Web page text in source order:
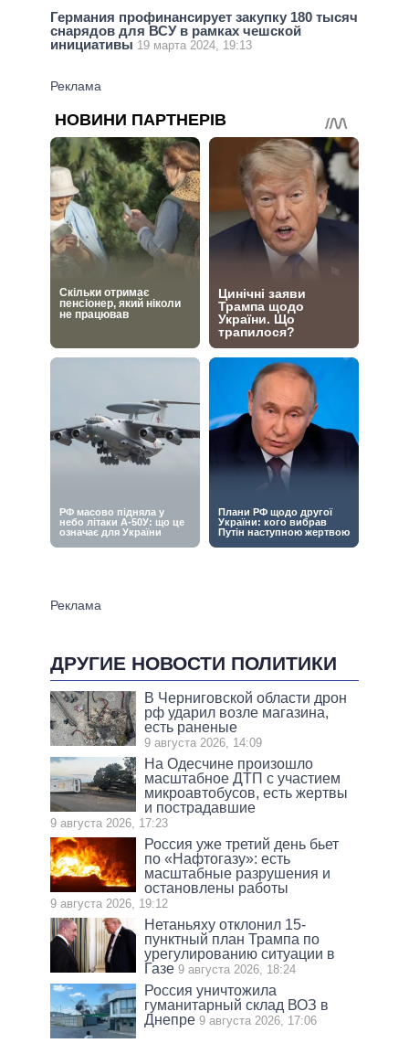
Германия профинансирует закупку 180 тысяч
снарядов для ВСУ в рамках чешской
инициативы 19 марта 2024, 19:13
ДРУГИЕ НОВОСТИ ПОЛИТИКИ
В Черниговской области дрон
рф ударил возле магазина,
есть раненые
9 августа 2026, 14:09
На Одесчине произошло
масштабное ДТП с участием
микроавтобусов, есть жертвы
и пострадавшие
9 августа 2026, 17:23
Россия уже третий день бьет
по «Нафтогазу»: есть
масштабные разрушения и
остановлены работы
9 августа 2026, 19:12
Нетаньяху отклонил 15-
пунктный план Трампа по
урегулированию ситуации в
Газе 9 августа 2026, 18:24
Россия уничтожила
гуманитарный склад ВОЗ в
Днепре 9 августа 2026, 17:06